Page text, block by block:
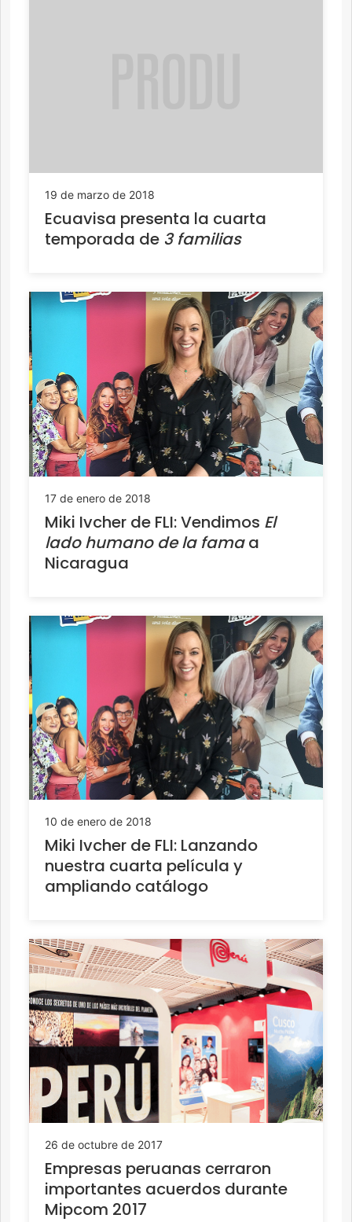
19 de marzo de 2018
Ecuavisa presenta la cuarta
temporada de 3 familias
17 de enero de 2018
Miki Ivcher de FLI: Vendimos El
lado humano de la famaa
Nicaragua
10 de enero de 2018
Miki Ivcher de FLI: Lanzando
nuestra cuarta película y
ampliando catálogo
26 de octubre de 2017
Empresas peruanas cerraron
importantes acuerdos durante
Mipcom 2017